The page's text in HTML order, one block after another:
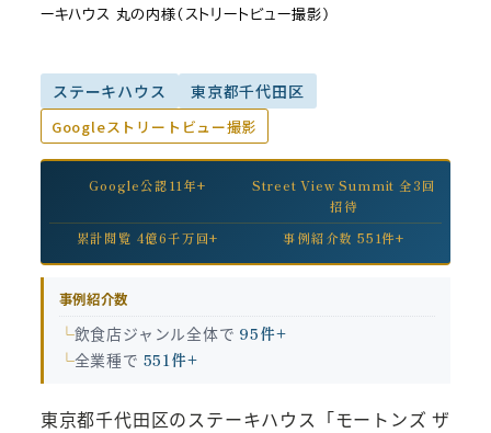
ーキハウス 丸の内様（ストリートビュー撮影）
ステーキハウス 東京都千代田区
Googleストリートビュー撮影
Google公認11年+
Street View Summit 全3回
招待
累計閲覧 4億6千万回+
事例紹介数 551件+
事例紹介数
飲食店ジャンル全体で 95件+
全業種で 551件+
東京都千代田区のステーキハウス「モートンズ ザ